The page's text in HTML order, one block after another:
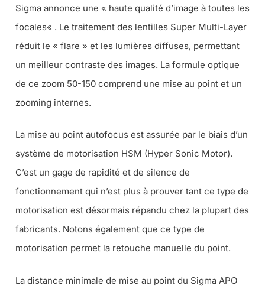
Sigma annonce une « haute qualité d’image à toutes les
focales« . Le traitement des lentilles Super Multi-Layer
réduit le « flare » et les lumières diffuses, permettant
un meilleur contraste des images. La formule optique
de ce zoom 50-150 comprend une mise au point et un
zooming internes.
La mise au point autofocus est assurée par le biais d’un
système de motorisation HSM (Hyper Sonic Motor).
C’est un gage de rapidité et de silence de
fonctionnement qui n’est plus à prouver tant ce type de
motorisation est désormais répandu chez la plupart des
fabricants. Notons également que ce type de
motorisation permet la retouche manuelle du point.
La distance minimale de mise au point du Sigma APO